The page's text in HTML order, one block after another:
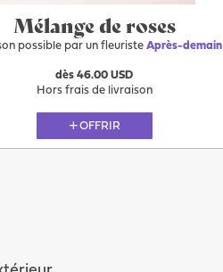
Mélange de roses
possible par un fleuristeAprès-demain
dès 46.00 USD
Hors frais de livraison
OFFRIR